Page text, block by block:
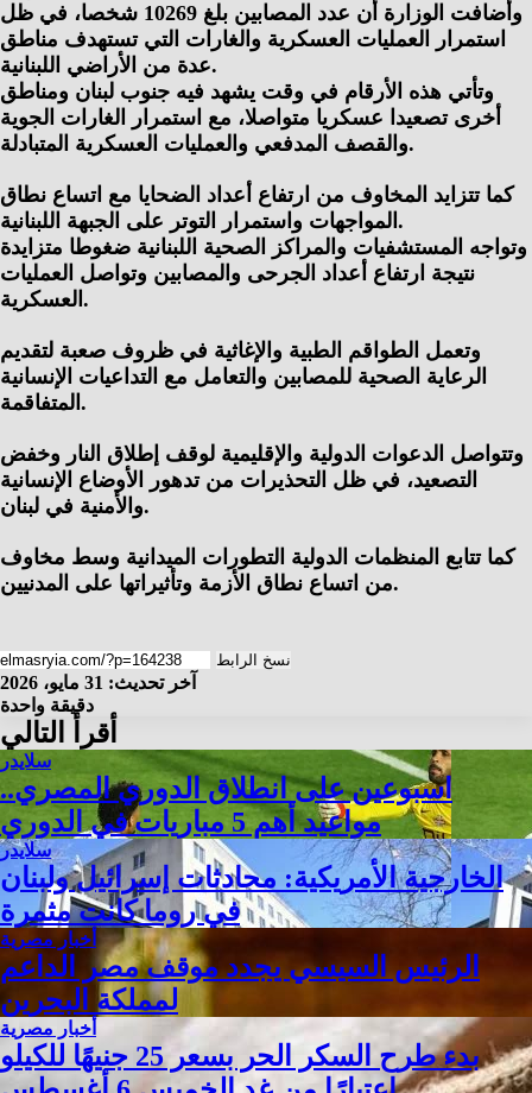
وأضافت الوزارة أن عدد المصابين بلغ 10269 شخصا، في ظل
استمرار العمليات العسكرية والغارات التي تستهدف مناطق
عدة من الأراضي اللبنانية.
وتأتي هذه الأرقام في وقت يشهد فيه جنوب لبنان ومناطق
أخرى تصعيدا عسكريا متواصلا، مع استمرار الغارات الجوية
والقصف المدفعي والعمليات العسكرية المتبادلة.
كما تتزايد المخاوف من ارتفاع أعداد الضحايا مع اتساع نطاق
المواجهات واستمرار التوتر على الجبهة اللبنانية.
وتواجه المستشفيات والمراكز الصحية اللبنانية ضغوطا متزايدة
نتيجة ارتفاع أعداد الجرحى والمصابين وتواصل العمليات
العسكرية.
وتعمل الطواقم الطبية والإغاثية في ظروف صعبة لتقديم
الرعاية الصحية للمصابين والتعامل مع التداعيات الإنسانية
المتفاقمة.
وتتواصل الدعوات الدولية والإقليمية لوقف إطلاق النار وخفض
التصعيد، في ظل التحذيرات من تدهور الأوضاع الإنسانية
والأمنية في لبنان.
كما تتابع المنظمات الدولية التطورات الميدانية وسط مخاوف
من اتساع نطاق الأزمة وتأثيراتها على المدنيين.
نسخ الرابط
آخر تحديث: 31 مايو، 2026
دقيقة واحدة
أقرأ التالي
سلايدر
اسبوعين على انطلاق الدوري المصري..
مواعيد أهم 5 مباريات في الدوري
سلايدر
الخارجية الأمريكية: محادثات إسرائيل ولبنان
في روما كانت مثمرة
أخبار مصرية
الرئيس السيسي يجدد موقف مصر الداعم
لمملكة البحرين
أخبار مصرية
بدء طرح السكر الحر بسعر 25 جنيهًا للكيلو